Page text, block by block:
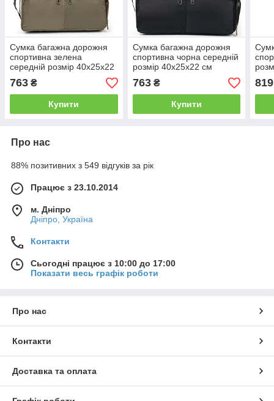
Сумка багажна дорожня
спортивна зелена
середній розмір 40х25х22
кишенями Lanpad 2266
763 ₴
Купити
Сумка багажна дорожня
спортивна чорна середній
розмір 40х25х22 см
кишенями Lanpad 2266
763₴
Купити
819
Про нас
88% позитивних з 549 відгуків за рік
Працює з 23.10.2014
м. Дніпро
Дніпро, Україна
Контакти
Сьогодні працює з 10:00 до 17:00
Показати весь графік роботи
Про нас
Контакти
Доставка та оплата